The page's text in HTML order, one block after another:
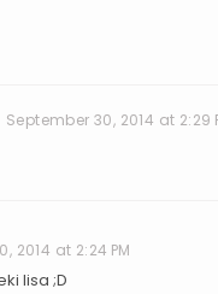
September 30, 2014 at 2:29
2014 at 2:24 PM
lisa ;D